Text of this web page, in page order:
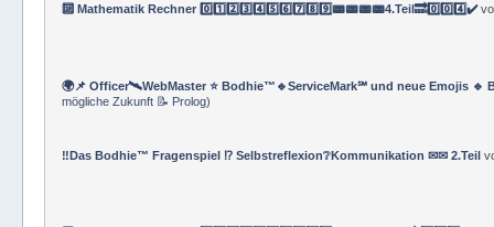
🔟 Mathematik Rechner 0️⃣1️⃣2️⃣3️⃣4️⃣5️⃣6️⃣7️⃣8️⃣9️⃣📟📟📟📟4.Teil🔜0️⃣0️⃣4️⃣✔️
🌍📌 Officer🛰WebMaster ⭐️ Bodhie™🔹ServiceMark℠ und neue Emojis 🔹
mögliche Zukunft 📝 Prolog)
‼️Das Bodhie™ Fragenspiel ⁉️ Selbstreflexion❔Kommunikation ✉✉ 2.Teil